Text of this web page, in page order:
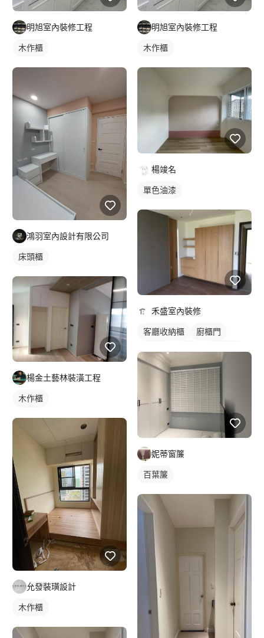
明旭室內裝修工程
木作櫃
鴻羽室內設計有限公司
床頭櫃
楊金土藝林裝潢工程
木作櫃
允發裝璜設計
木作櫃
明旭室內裝修工程
木作櫃
楊竣名
單色油漆
禾盛室內裝修
客廳收納櫃
廚櫃門
妮蒂窗簾
百葉簾